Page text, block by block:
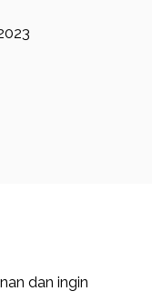
dan ingin